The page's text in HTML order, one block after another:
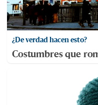
¿De verdad hacen esto?
Costumbres que